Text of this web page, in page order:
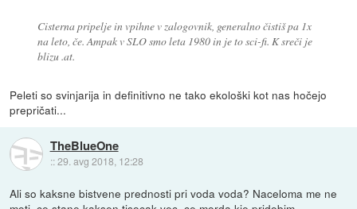
Cisterna pripelje in vpihne v zalogovnik, generalno čistiš pa 1x
na leto, če. Ampak v SLO smo leta 1980 in je to sci-fi. K sreči je
blizu .at.
Peleti so svinjarija in definitivno ne tako ekološki kot nas hočejo
prepričati...
TheBlueOne
::29. avg 2018, 12:28
Ali so kaksne bistvene prednosti pri voda voda? Naceloma me ne